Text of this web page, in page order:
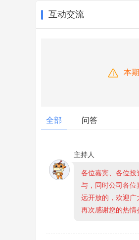
互动交流
本
全部 问答
主持人
各位嘉宾、各位投
与，同时公司各位
远开放的，欢迎广
再次感谢您的热情